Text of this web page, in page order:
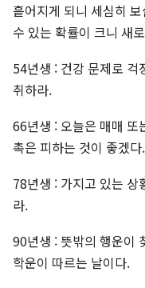
흩어지게 되니 세심히
수 있는 확률이 크니 새
54년생 : 건강 문제로 걱
취하라.
66년생 : 오늘은 매매 또
촉은 피하는 것이 좋겠다.
78년생 : 가지고 있는 상
라.
90년생 : 뜻밖의 행운이
학운이 따르는 날이다.